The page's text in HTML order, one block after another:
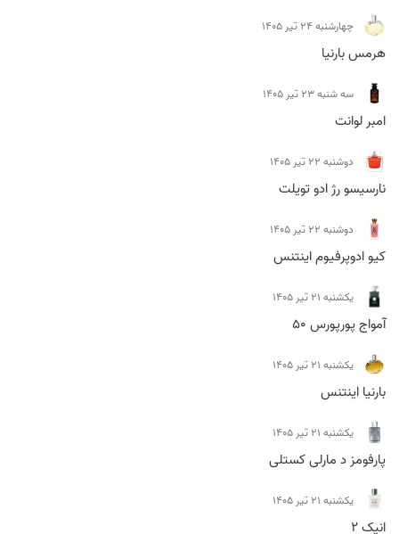
چهارشنبه 24 تیر 1405
هرمس بارنیا
سه شنبه 23 تیر 1405
امبر لوانت
دوشنبه 22 تیر 1405
نارسیسو رژ ادو تویلت
دوشنبه 22 تیر 1405
کیو ادوپرفیوم اینتنس
يكشنبه 21 تیر 1405
آمواج پورپورس 50
يكشنبه 21 تیر 1405
بارنیا اینتنس
يكشنبه 21 تیر 1405
پارفومز د مارلی کستلی
يكشنبه 21 تیر 1405
انیک 2